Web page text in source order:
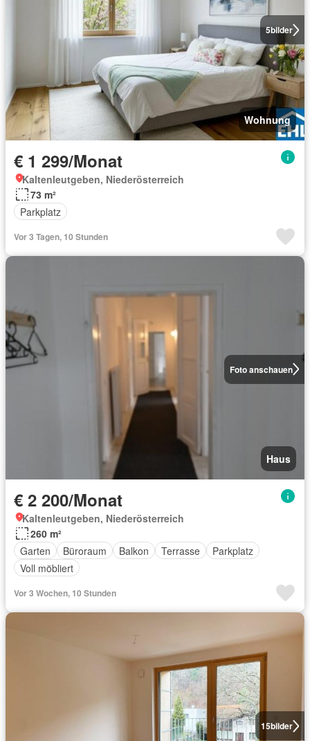
5bilder
Wohnung
€ 1 299/Monat
Kaltenleutgeben, Niederösterreich
73 m²
Parkplatz
Vor 3 Tagen, 10 Stunden
Foto anschauen
Haus
€ 2 200/Monat
Kaltenleutgeben, Niederösterreich
260 m²
Garten
Büroraum Balkon Terrasse
Parkplatz
Voll möbliert
Vor 3 Wochen, 10 Stunden
15bilder